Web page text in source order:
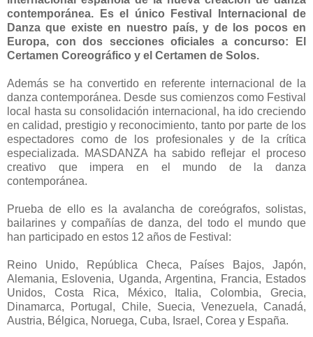
contemporánea. Es el único Festival Internacional de
Danza que existe en nuestro país, y de los pocos en
Europa, con dos secciones oficiales a concurso: El
Certamen Coreográfico y el Certamen de Solos.
Además se ha convertido en referente internacional de la
danza contemporánea. Desde sus comienzos como Festival
local hasta su consolidación internacional, ha ido creciendo
en calidad, prestigio y reconocimiento, tanto por parte de los
espectadores como de los profesionales y de la crítica
especializada. MASDANZA ha sabido reflejar el proceso
creativo que impera en el mundo de la danza
contemporánea.
Prueba de ello es la avalancha de coreógrafos, solistas,
bailarines y compañías de danza, del todo el mundo que
han participado en estos 12 años de Festival:
Reino Unido, República Checa, Países Bajos, Japón,
Alemania, Eslovenia, Uganda, Argentina, Francia, Estados
Unidos, Costa Rica, México, Italia, Colombia, Grecia,
Dinamarca, Portugal, Chile, Suecia, Venezuela, Canadá,
Austria, Bélgica, Noruega, Cuba, Israel, Corea y España.